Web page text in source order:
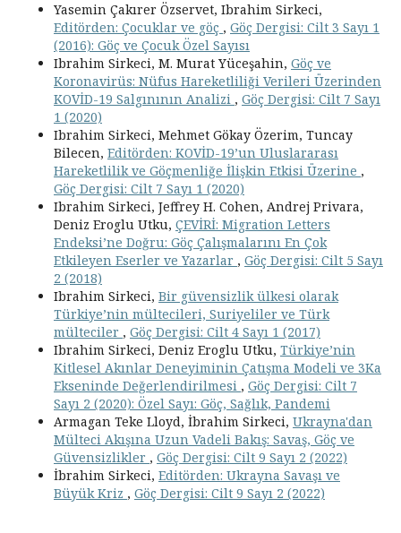
Yasemin Çakırer Özservet, Ibrahim Sirkeci,
Editörden: Çocuklar ve göç , Göç Dergisi: Cilt 3 Sayı 1
(2016): Göç ve Çocuk Özel Sayısı
Ibrahim Sirkeci, M. Murat Yüceşahin, Göç ve
Koronavirüs: Nüfus Hareketliliği Verileri Üzerinden
KOVİD-19 Salgınının Analizi , Göç Dergisi: Cilt 7 Sayı
1 (2020)
Ibrahim Sirkeci, Mehmet Gökay Özerim, Tuncay
Bilecen, Editörden: KOVİD-19’un Uluslararası
Hareketlilik ve Göçmenliğe İlişkin Etkisi Üzerine ,
Göç Dergisi: Cilt 7 Sayı 1 (2020)
Ibrahim Sirkeci, Jeffrey H. Cohen, Andrej Privara,
Deniz Eroglu Utku, ÇEVİRİ: Migration Letters
Endeksi’ne Doğru: Göç Çalışmalarını En Çok
Etkileyen Eserler ve Yazarlar , Göç Dergisi: Cilt 5 Sayı
2 (2018)
Ibrahim Sirkeci, Bir güvensizlik ülkesi olarak
Türkiye’nin mültecileri, Suriyeliler ve Türk
mülteciler , Göç Dergisi: Cilt 4 Sayı 1 (2017)
Ibrahim Sirkeci, Deniz Eroglu Utku, Türkiye’nin
Kitlesel Akınlar Deneyiminin Çatışma Modeli ve 3Ka
Ekseninde Değerlendirilmesi , Göç Dergisi: Cilt 7
Sayı 2 (2020): Özel Sayı: Göç, Sağlık, Pandemi
Armagan Teke Lloyd, İbrahim Sirkeci, Ukrayna'dan
Mülteci Akışına Uzun Vadeli Bakış: Savaş, Göç ve
Güvensizlikler , Göç Dergisi: Cilt 9 Sayı 2 (2022)
İbrahim Sirkeci, Editörden: Ukrayna Savaşı ve
Büyük Kriz , Göç Dergisi: Cilt 9 Sayı 2 (2022)